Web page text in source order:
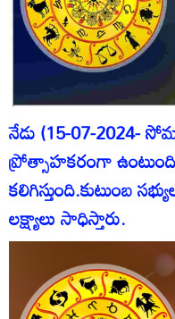
నేడు (15-07-2024-
ప్రోత్సాహకరంగా
కలిగిస్తుంది.కుటుంబ
లక్ష్యాలు సాధిస్తారు.